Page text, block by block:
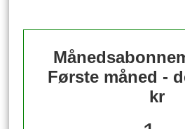
Første måned -
kr